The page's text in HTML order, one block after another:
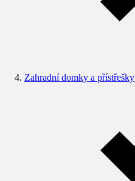
Zahradní domky a přístřešky